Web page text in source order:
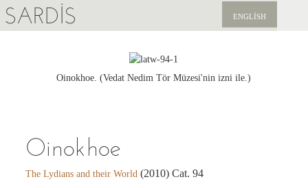
SARDIS ENGLISH
BIZI DESTEKLEYIN
Oinokhoe. (Vedat Nedim Tör Müzesi'nin izni ile.)
Oinokhoe
The Lydians and their World (2010) Cat. 94